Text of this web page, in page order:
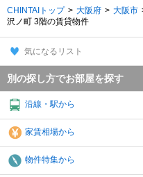
CHINTAIトップ 大阪府 大阪市
沢ノ町 3階の賃貸物件
気になるリスト
別の探し方でお部屋を探す
沿線・駅から
家賃相場から
物件特集から